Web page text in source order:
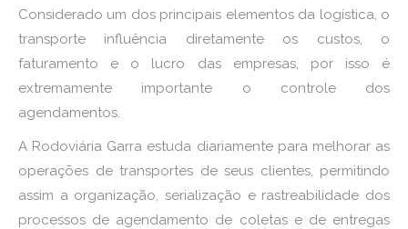
Considerado um dos principais elementos da logística, o
transporte influência diretamente os custos, o
faturamento e o lucro das empresas, por isso é
extremamente importante o controle dos
agendamentos.
A Rodoviária Garra estuda diariamente para melhorar as
operações de transportes de seus clientes, permitindo
assim a organização, serialização e rastreabilidade dos
processos de agendamento de coletas e de entregas